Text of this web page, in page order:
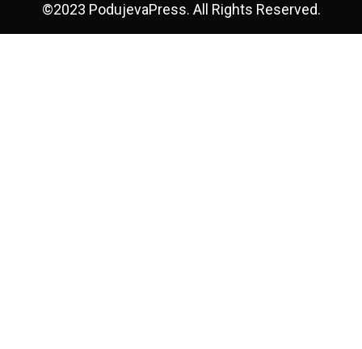
©2023 PodujevaPress. All Rights Reserved.